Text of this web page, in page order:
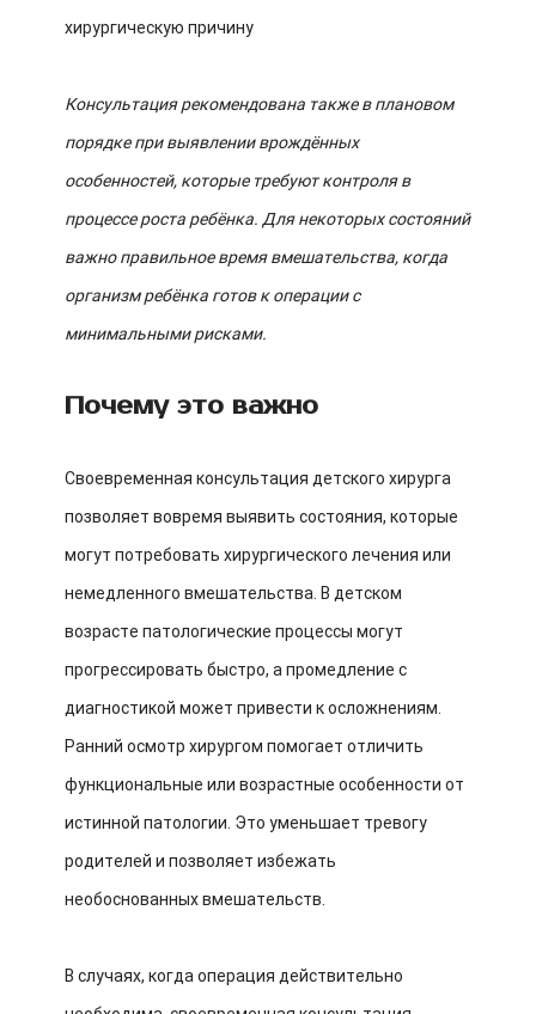
хирургическую причину
Консультация рекомендована также в плановом
порядке при выявлении врождённых
особенностей, которые требуют контроля в
процессе роста ребёнка. Для некоторых состояний
важно правильное время вмешательства, когда
организм ребёнка готов к операции с
минимальными рисками.
Почему это важно
Своевременная консультация детского хирурга
позволяет вовремя выявить состояния, которые
могут потребовать хирургического лечения или
немедленного вмешательства. В детском
возрасте патологические процессы могут
прогрессировать быстро, а промедление с
диагностикой может привести к осложнениям.
Ранний осмотр хирургом помогает отличить
функциональные или возрастные особенности от
истинной патологии. Это уменьшает тревогу
родителей и позволяет избежать
необоснованных вмешательств.
В случаях, когда операция действительно